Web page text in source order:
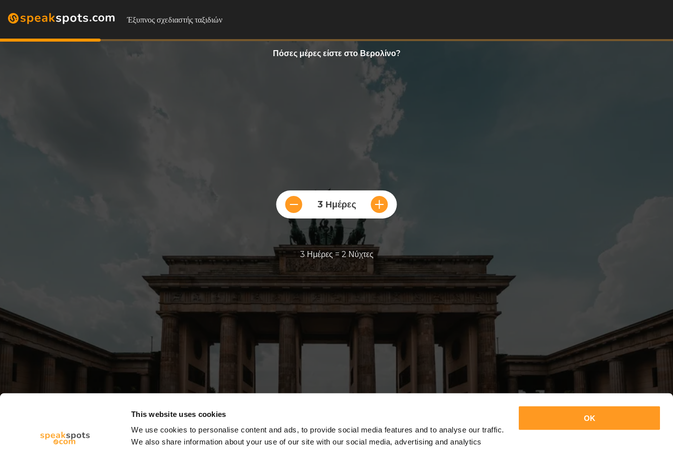
This website uses cookies
We use cookies to personalise content and ads, to provide social media features and to analyse our traffic.
We also share information about your use of our site with our social media, advertising and analytics
OK
Έξυπνος σχεδιαστής ταξιδιών
Πόσες μέρες είστε στο Βερολίνο?
3 Ημέρες
3 Ημέρες = 2 Νύχτες